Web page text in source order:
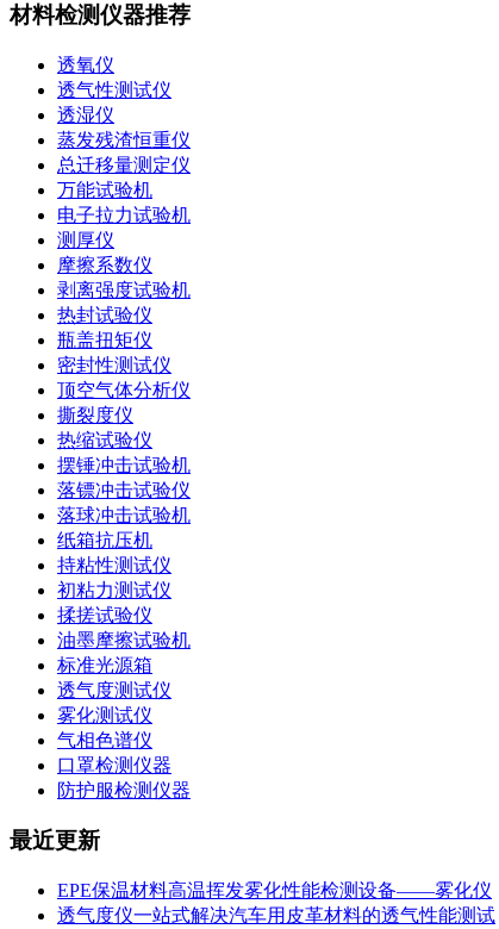
材料检测仪器推荐
透氧仪
透气性测试仪
透湿仪
蒸发残渣恒重仪
总迁移量测定仪
万能试验机
电子拉力试验机
测厚仪
摩擦系数仪
剥离强度试验机
热封试验仪
瓶盖扭矩仪
密封性测试仪
顶空气体分析仪
撕裂度仪
热缩试验仪
摆锤冲击试验机
落镖冲击试验仪
落球冲击试验机
纸箱抗压机
持粘性测试仪
初粘力测试仪
揉搓试验仪
油墨摩擦试验机
标准光源箱
透气度测试仪
雾化测试仪
气相色谱仪
口罩检测仪器
防护服检测仪器
最近更新
EPE保温材料高温挥发雾化性能检测设备——雾化仪
透气度仪一站式解决汽车用皮革材料的透气性能测试